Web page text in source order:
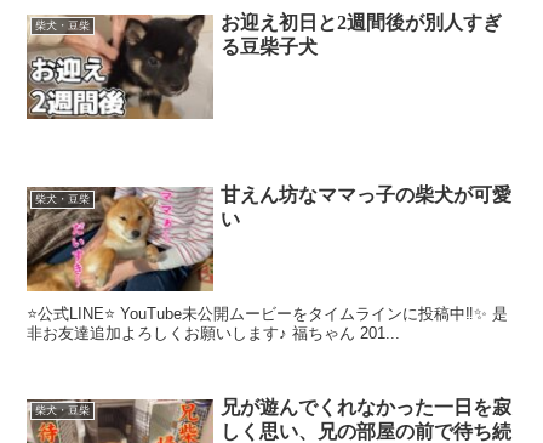
柴犬・豆柴
お迎え初日と2週間後が別人すぎ
る豆柴子犬
柴犬・豆柴
甘えん坊なママっ子の柴犬が可愛
い
⭐️公式LINE⭐️ YouTube未公開ムービーをタイムラインに投稿中‼️✨ 是
非お友達追加よろしくお願いします♪ 福ちゃん 201...
柴犬・豆柴
兄が遊んでくれなかった一日を寂
しく思い、兄の部屋の前で待ち続